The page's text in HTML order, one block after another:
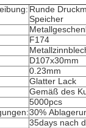
Runde
Speicher
F174
D107x30mm
0.23mm
Glatter Lack
Gemäß des
5000pcs
30%
35days nach